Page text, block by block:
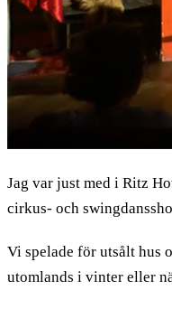
Jag var just med i Ritz
cirkus- och
Vi spelade för utsålt hus
utomlands i vinter eller